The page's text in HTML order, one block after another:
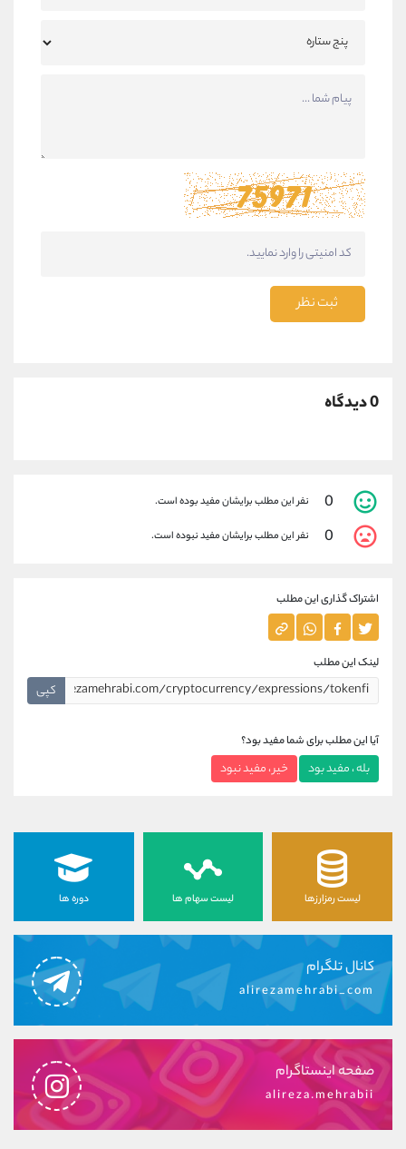
ثبت نظر
0 دیدگاه
0 نفر این مطلب برایشان مفید بوده است.
0 نفر این مطلب برایشان مفید نبوده است.
اشتراک گذاری این مطلب
لینک این مطلب
کپی
آیا این مطلب برای شما مفید بود؟
بله ، مفید بود خیر ، مفید نبود
لیست رمزارزها لیست سهام ها دوره ها
کانال تلگرام
alirezamehrabi_com
صفحه اینستاگرام
alireza.mehrabii